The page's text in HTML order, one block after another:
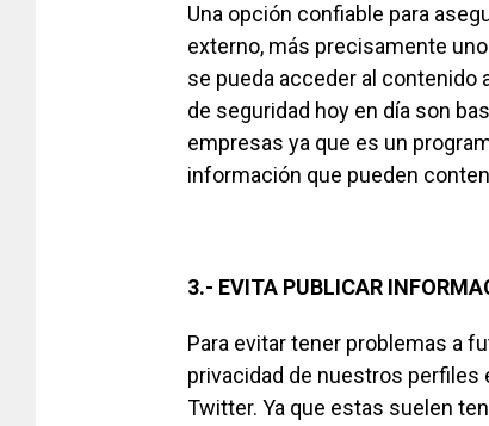
Una opción confiable para
externo, más precisamente
se pueda acceder al contenido
de seguridad hoy en día son
empresas ya que es un
información que pueden
3.- EVITA PUBLICAR
Para evitar tener problemas a
privacidad de nuestros perfiles
Twitter. Ya que estas suelen